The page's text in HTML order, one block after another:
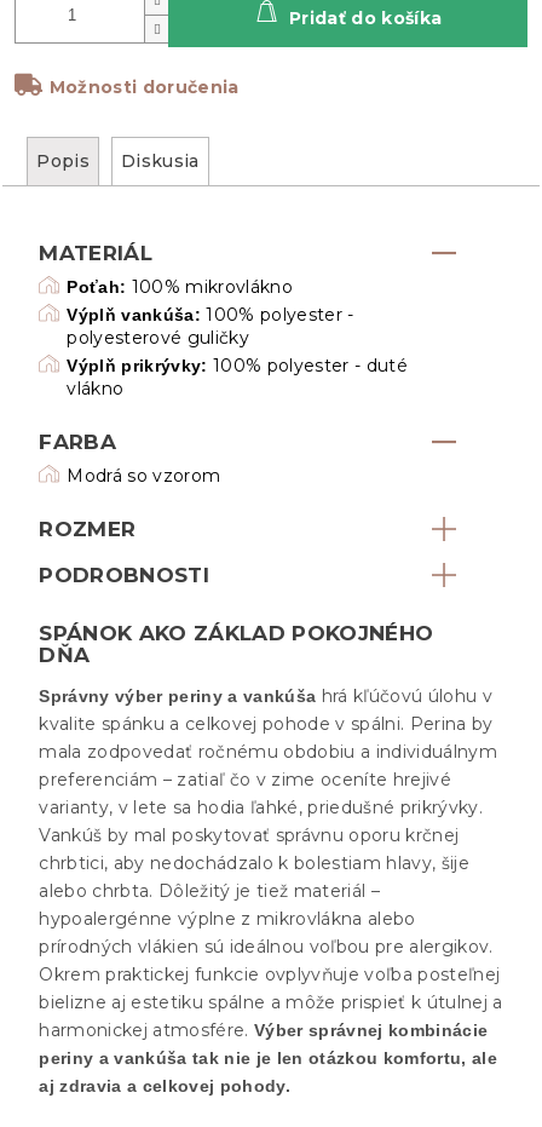
Možnosti doručenia
Pridať do košíka
Popis Diskusia
MATERIÁL
Poťah: 100% mikrovlákno
Výplň vankúša: 100% polyester -
polyesterové guličky
Výplň prikrývky: 100% polyester - duté
vlákno
FARBA
Modrá so vzorom
ROZMER
PODROBNOSTI
SPÁNOK AKO ZÁKLAD POKOJNÉHO
DŇA
Správny výber periny a vankúša hrá kľúčovú úlohu v
kvalite spánku a celkovej pohode v spálni. Perina by
mala zodpovedať ročnému obdobiu a individuálnym
preferenciám – zatiaľ čo v zime oceníte hrejivé
varianty, v lete sa hodia ľahké, priedušné prikrývky.
Vankúš by mal poskytovať správnu oporu krčnej
chrbtici, aby nedochádzalo k bolestiam hlavy, šije
alebo chrbta. Dôležitý je tiež materiál –
hypoalergénne výplne z mikrovlákna alebo
prírodných vlákien sú ideálnou voľbou pre alergikov.
Okrem praktickej funkcie ovplyvňuje voľba posteľnej
bielizne aj estetiku spálne a môže prispieť k útulnej a
harmonickej atmosfére. Výber správnej kombinácie
periny a vankúša tak nie je len otázkou komfortu, ale
aj zdravia a celkovej pohody.